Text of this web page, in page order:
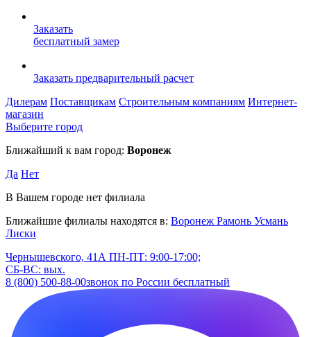
Заказать
бесплатный замер
Заказать предварительный расчет
Дилерам Поставщикам Строительным компаниям Интернет-
магазин
Выберите город
Ближайший к вам город: Воронеж
Да Нет
В Вашем городе нет филиала
Ближайшие филиалы находятся в: Воронеж Рамонь Усмань
Лиски
Чернышевского, 41А ПН-ПТ: 9:00-17:00;
СБ-ВС: вых.
8 (800) 500-88-00звонок по России бесплатный